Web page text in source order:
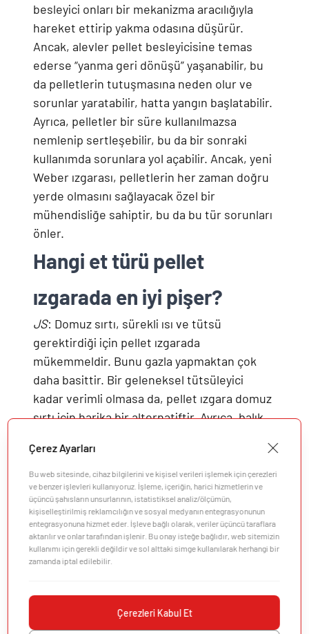
besleyici onları bir mekanizma aracılığıyla
hareket ettirip yakma odasına düşürür.
Ancak, alevler pellet besleyicisine temas
ederse “yanma geri dönüşü” yaşanabilir, bu
da pelletlerin tutuşmasına neden olur ve
sorunlar yaratabilir, hatta yangın başlatabilir.
Ayrıca, pelletler bir süre kullanılmazsa
nemlenip sertleşebilir, bu da bir sonraki
kullanımda sorunlara yol açabilir. Ancak, yeni
Weber ızgarası, pelletlerin her zaman doğru
yerde olmasını sağlayacak özel bir
mühendisliğe sahiptir, bu da bu tür sorunları
önler.
Hangi et türü pellet
ızgarada en iyi pişer?
JS: Domuz sırtı, sürekli ısı ve tütsü
gerektirdiği için pellet ızgarada
mükemmeldir. Bunu gazla yapmaktan çok
daha basittir. Bir geleneksel tütsüleyici
kadar verimli olmasa da, pellet ızgara domuz
sırtı için harika bir alternatiftir. Ayrıca, balık
ızgaradaki kadar iyi pişer, çünkü pellet ızgara
sıcaklıkları hızla değiştirme ve farklı ısı
bölgeleri oluşturma olanağı sunar.
Müşteri Desteği
Keşfedin
Çerez Ayarları
Bu web sitesinde, cihaz bilgilerini ve kişisel verileri işlemek için çerezleri
ve benzer işlevleri kullanıyoruz. İşleme, içeriğin, harici hizmetlerin ve
üçüncü şahısların unsurlarının, istatistiksel analiz/ölçümün,
kişiselleştirilmiş reklamcılığın ve sosyal medyanın entegrasyonunun
entegrasyonuna hizmet eder. İşleve bağlı olarak, veriler üçüncü taraflara
aktarılır ve onlar tarafından işlenir. Bu onay isteğe bağlıdır, web sitemizin
kullanımı için gerekli değildir ve sol alttaki simge kullanılarak herhangi bir
zamanda iptal edilebilir.
Çerezleri Kabul Et